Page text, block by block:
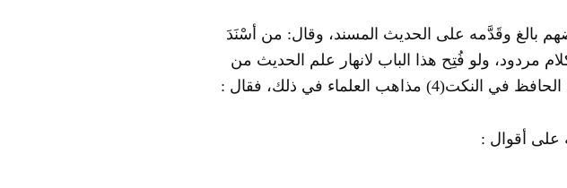
بالغ وقَدَّمه على الحديث المسند، وقال: من أسْنَدَ
مردود، ولو فُتِح هذا الباب لانهار علم الحديث من
في النكت(4) مذاهب العلماء في ذلك، فقال :
على أقوال :